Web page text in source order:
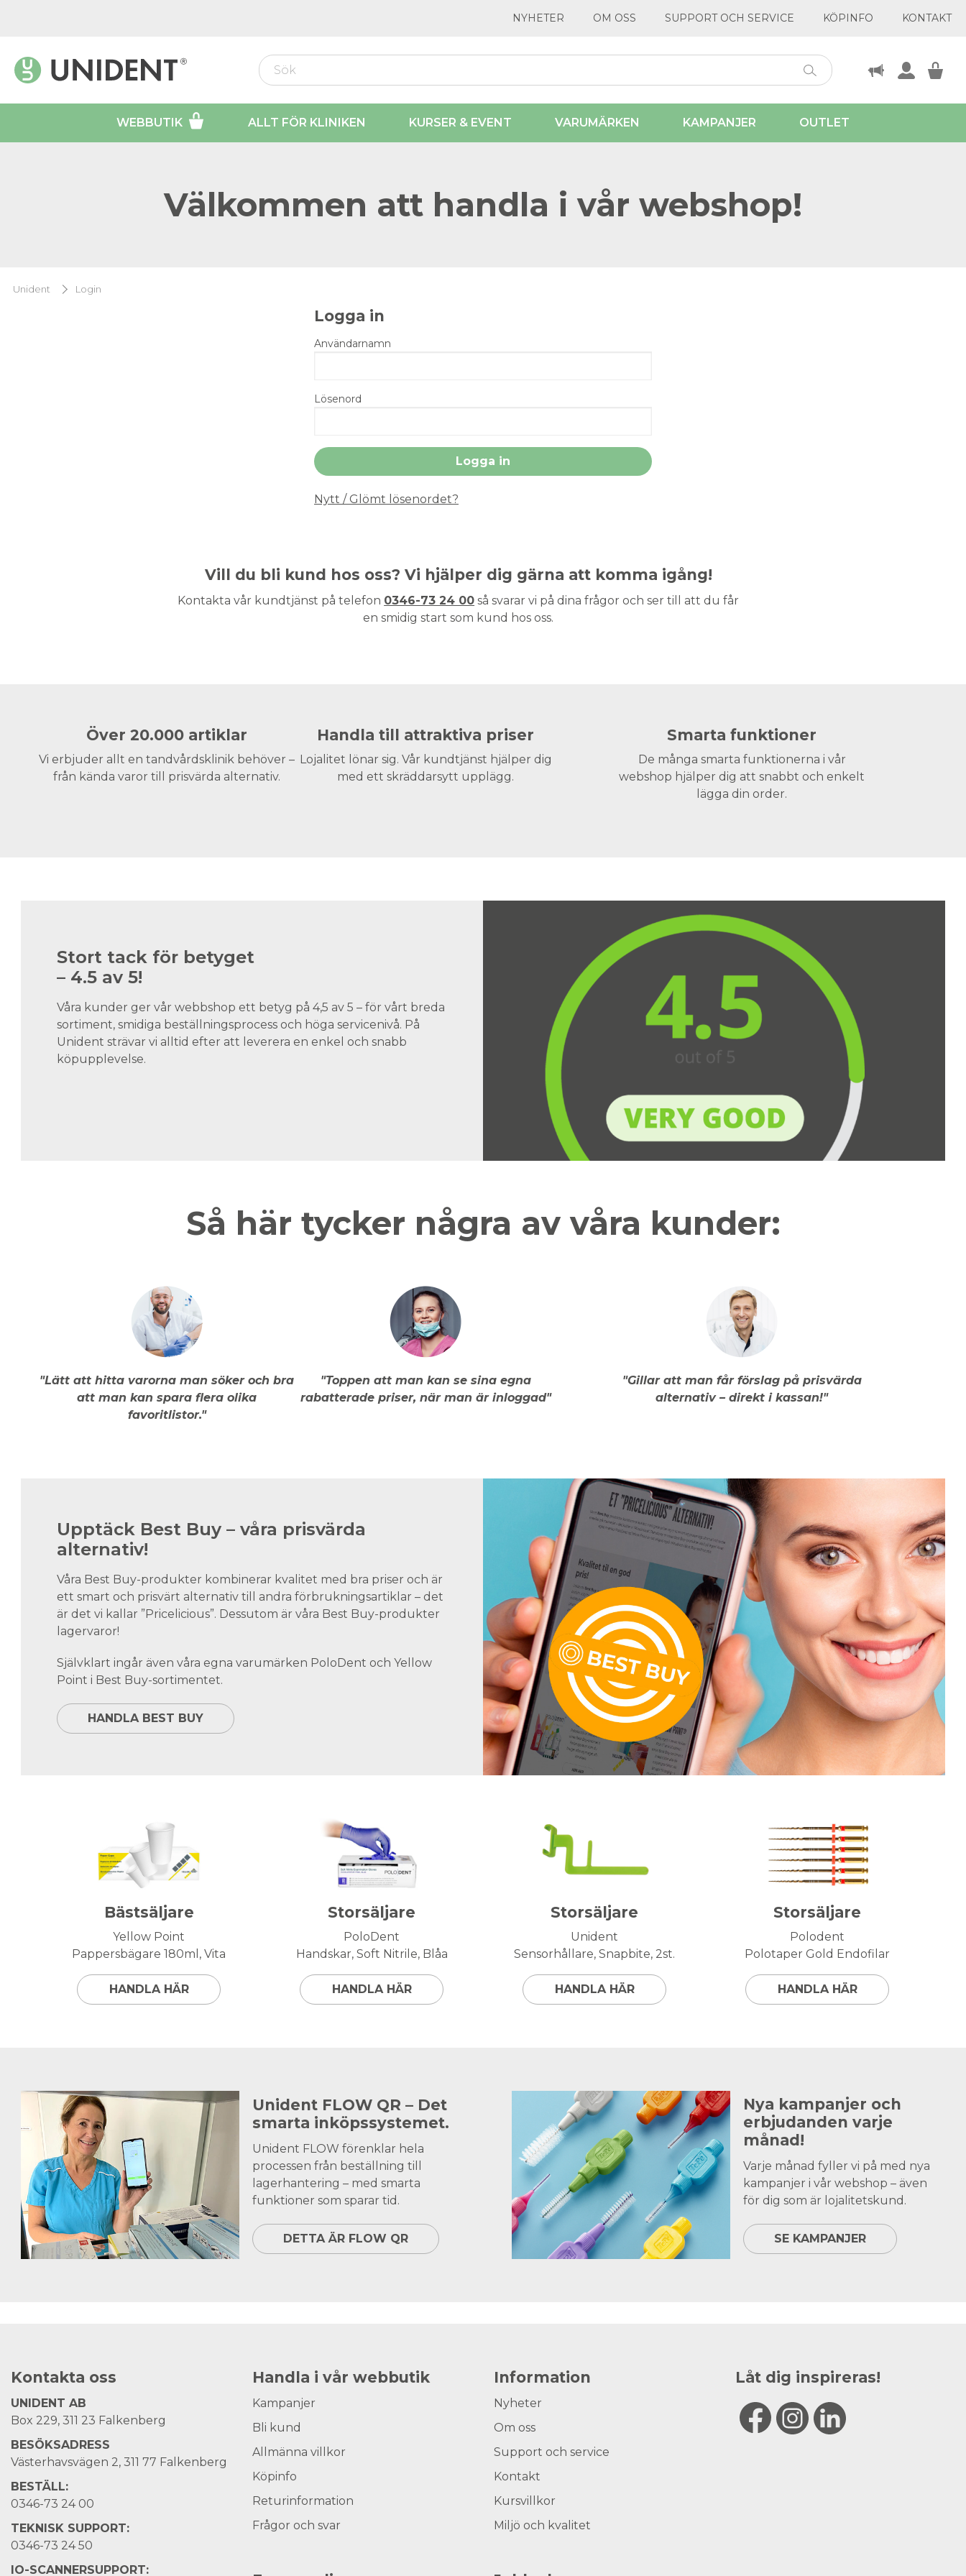
NYHETER OM OSS SUPPORT OCH SERVICE KÖPINFO KONTAKT
WEBBUTIK ALLT FÖR KLINIKEN KURSER & EVENT VARUMÄRKEN KAMPANJER OUTLET
Välkommen att handla i vår webshop!
Unident Login
Logga in
Användarnamn
Lösenord
Nytt / Glömt lösenordet?
Vill du bli kund hos oss? Vi hjälper dig gärna att komma igång!
Kontakta vår kundtjänst på telefon 0346-73 24 00 så svarar vi på dina frågor och ser till att du får
en smidig start som kund hos oss.
Över 20.000 artiklar
Vi erbjuder allt en tandvårdsklinik behöver –
från kända varor till prisvärda alternativ.
Handla till attraktiva priser
Lojalitet lönar sig. Vår kundtjänst hjälper dig
med ett skräddarsytt upplägg.
Smarta funktioner
De många smarta funktionerna i vår
webshop hjälper dig att snabbt och enkelt
lägga din order.
Stort tack för betyget
– 4.5 av 5!
Våra kunder ger vår webbshop ett betyg på 4,5 av 5 – för vårt breda
sortiment, smidiga beställningsprocess och höga servicenivå. På
Unident strävar vi alltid efter att leverera en enkel och snabb
köpupplevelse.
Så här tycker några av våra kunder:
"Lätt att hitta varorna man söker och bra
att man kan spara flera olika
favoritlistor."
"Toppen att man kan se sina egna
rabatterade priser, när man är inloggad"
"Gillar att man får förslag på prisvärda
alternativ – direkt i kassan!"
Upptäck Best Buy – våra prisvärda
alternativ!
Våra Best Buy-produkter kombinerar kvalitet med bra priser och är
ett smart och prisvärt alternativ till andra förbrukningsartiklar – det
är det vi kallar ”Pricelicious”. Dessutom är våra Best Buy-produkter
lagervaror!
Självklart ingår även våra egna varumärken PoloDent och Yellow
Point i Best Buy-sortimentet.
HANDLA BEST BUY
Bästsäljare
Yellow Point
Pappersbägare 180ml, Vita
HANDLA HÄR
Storsäljare
PoloDent
Handskar, Soft Nitrile, Blåa
HANDLA HÄR
Storsäljare
Unident
Sensorhållare, Snapbite, 2st.
HANDLA HÄR
Storsäljare
Polodent
Polotaper Gold Endofilar
HANDLA HÄR
Unident FLOW QR – Det
smarta inköpssystemet.
Unident FLOW förenklar hela
processen från beställning till
lagerhantering – med smarta
funktioner som sparar tid.
DETTA ÄR FLOW QR
Nya kampanjer och
erbjudanden varje
månad!
Varje månad fyller vi på med nya
kampanjer i vår webshop – även
för dig som är lojalitetskund.
SE KAMPANJER
Kontakta oss
UNIDENT AB
Box 229, 311 23 Falkenberg
BESÖKSADRESS
Västerhavsvägen 2, 311 77 Falkenberg
BESTÄLL:
0346-73 24 00
TEKNISK SUPPORT:
0346-73 24 50
IO-SCANNERSUPPORT:
Handla i vår webbutik
Kampanjer
Bli kund
Allmänna villkor
Köpinfo
Returinformation
Frågor och svar
Information
Nyheter
Om oss
Support och service
Kontakt
Kursvillkor
Miljö och kvalitet
Låt dig inspireras!